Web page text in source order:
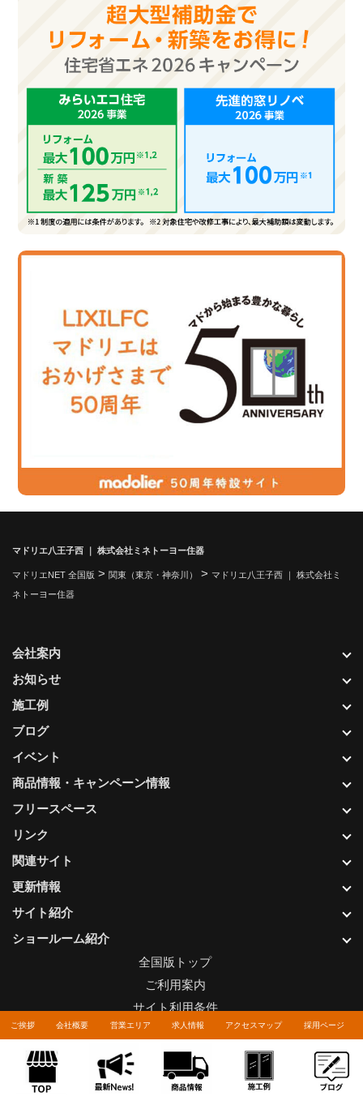
ご挨拶 会社概要 営業エリア 求人情報 アクセスマップ 採用ページ
マドリエ八王子西 ｜ 株式会社ミネトーヨー住器
マドリエNET 全国版 > 関東（東京・神奈川） > マドリエ八王子西 ｜ 株式会社ミ
ネトーヨー住器
更新情報
サイト紹介
ショールーム紹介
会社案内
お知らせ
施工例
ブログ
イベント
商品情報・キャンペーン情報
フリースペース
リンク
関連サイト
全国版トップ
ご利用案内
サイト利用条件
プライバシーポリシー
関連リンク
お問い合わせについて